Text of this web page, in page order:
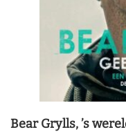
Bear Grylls, ’s